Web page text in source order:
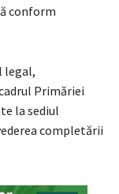
conform
legal,
Primăriei
la sediul
completării